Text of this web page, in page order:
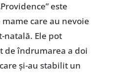
este
care au nevoie
natală. Ele pot
de îndrumarea a doi
şi-au stabilit un